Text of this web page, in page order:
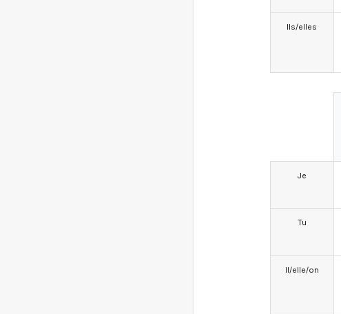
Ils/elles
Je
Tu
Il/elle/on